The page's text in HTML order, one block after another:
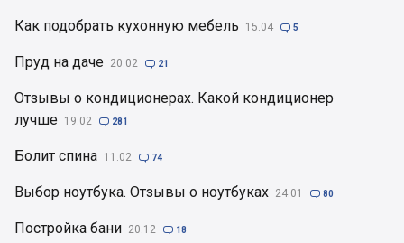
Как подобрать кухонную мебель 15.04  5
Пруд на даче 20.02  21
Отзывы о кондиционерах. Какой кондиционер
лучше 19.02  281
Болит спина 11.02  74
Выбор ноутбука. Отзывы о ноутбуках 24.01  80
Постройка бани 20.12  18